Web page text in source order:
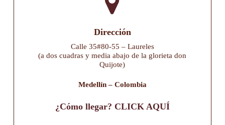
Dirección
Calle 35#80-55 – Laureles
(a dos cuadras y media abajo de la glorieta don
Quijote)
Medellín – Colombia
¿Cómo llegar? CLICK AQUÍ